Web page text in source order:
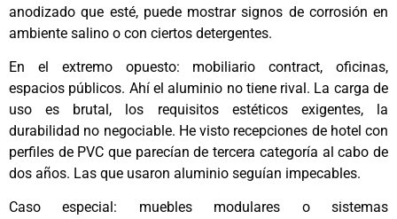
anodizado que esté, puede mostrar signos de corrosión en
ambiente salino o con ciertos detergentes.
En el extremo opuesto: mobiliario contract, oficinas,
espacios públicos. Ahí el aluminio no tiene rival. La carga de
uso es brutal, los requisitos estéticos exigentes, la
durabilidad no negociable. He visto recepciones de hotel con
perfiles de PVC que parecían de tercera categoría al cabo de
dos años. Las que usaron aluminio seguían impecables.
Caso especial: muebles modulares o sistemas